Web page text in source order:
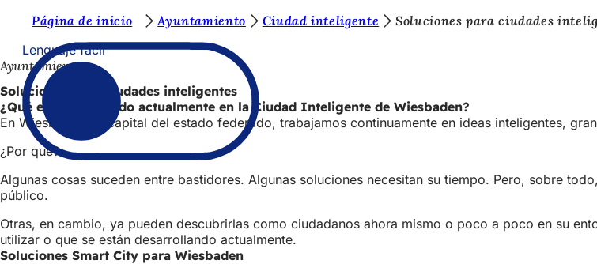
Saltar al contenido
t
á
s
a
q
u
í
:
Página de inicio Ayuntamiento Ciudad inteligente
Soluciones para ciudades
Lenguaje fácil
Ayuntamiento
Soluciones para ciudades inteligentes
¿Qué está ocurriendo actualmente en la Ciudad Inteligente de Wiesbaden?
En Wiesbaden, la capital del estado federado, trabajamos continuamente en ideas inteligentes,
¿Por qué?
Algunas cosas suceden entre bastidores. Algunas soluciones necesitan su tiempo. Pero, sobre
público.
Otras, en cambio, ya pueden descubrirlas como ciudadanos ahora mismo o poco a poco en su
utilizar o que se están desarrollando actualmente.
Soluciones Smart City para Wiesbaden